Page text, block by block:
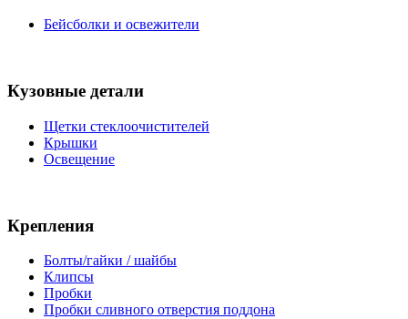
Бейсболки и освежители
Кузовные детали
Щетки стеклоочистителей
Крышки
Освещение
Крепления
Болты/гайки / шайбы
Клипсы
Пробки
Пробки сливного отверстия поддона